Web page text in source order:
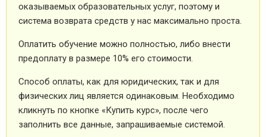
оказываемых образовательных услуг, поэтому и
система возврата средств у нас максимально проста.
Оплатить обучение можно полностью, либо внести
предоплату в размере 10% его стоимости.
Способ оплаты, как для юридических, так и для
физических лиц является одинаковым. Необходимо
кликнуть по кнопке «Купить курс», после чего
заполнить все данные, запрашиваемые системой.